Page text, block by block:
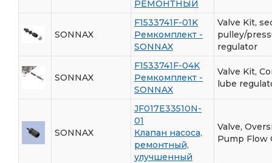
РЕМОНТНЫЙ
SONNAX
F1533741F-01K
Ремкомплект -
SONNAX
Valve Kit,
pulley/
regulator
SONNAX
F1533741F-04K
Ремкомплект -
SONNAX
Valve Kit,
lube
SONNAX
JF017E33510N-
01
Клапан насоса,
ремонтный,
улучшенный
Valve,
Pump Flow